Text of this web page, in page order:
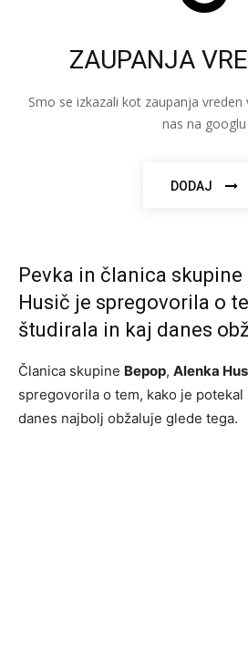
ZAUPANJA
Smo se izkazali kot zaupanja
nas na googlu
DODAJ
Pevka in članica skupine
Husič je spregovorila o
študirala in kaj danes
Članica skupine Bepop, Alenka
spregovorila o tem, kako je
danes najbolj obžaluje glede tega.